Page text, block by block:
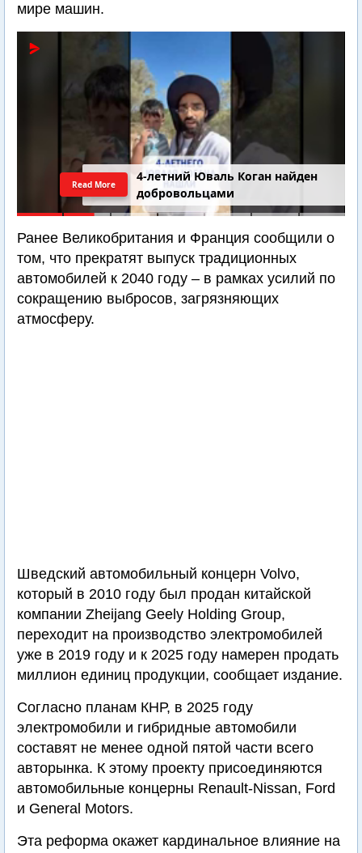
мире машин.
4-летний Юваль Коган найден
добровольцами
Read More
Ранее Великобритания и Франция сообщили о
том, что прекратят выпуск традиционных
автомобилей к 2040 году – в рамках усилий по
сокращению выбросов, загрязняющих
атмосферу.
Шведский автомобильный концерн Volvo,
который в 2010 году был продан китайской
компании Zheijang Geely Holding Group,
переходит на производство электромобилей
уже в 2019 году и к 2025 году намерен продать
миллион единиц продукции, сообщает издание.
Согласно планам КНР, в 2025 году
электромобили и гибридные автомобили
составят не менее одной пятой части всего
авторынка. К этому проекту присоединяются
автомобильные концерны Renault-Nissan, Ford
и General Motors.
Эта реформа окажет кардинальное влияние на